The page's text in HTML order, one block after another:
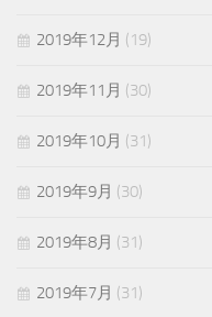
2019年12月 (19)
2019年11月 (30)
2019年10月 (31)
2019年9月 (30)
2019年8月 (31)
2019年7月 (31)